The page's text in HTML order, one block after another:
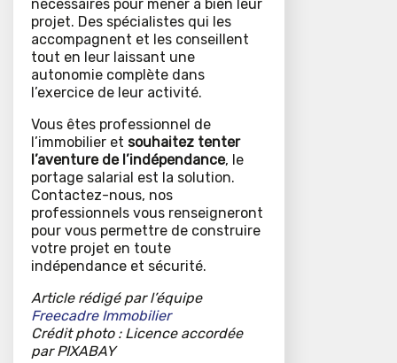
nécessaires pour mener à bien leur
projet. Des spécialistes qui les
accompagnent et les conseillent
tout en leur laissant une
autonomie complète dans
l’exercice de leur activité.
Vous êtes professionnel de
l’immobilier et souhaitez tenter
l’aventure de l’indépendance, le
portage salarial est la solution.
Contactez-nous, nos
professionnels vous renseigneront
pour vous permettre de construire
votre projet en toute
indépendance et sécurité.
Article rédigé par l’équipe
Freecadre Immobilier
Crédit photo : Licence accordée
par PIXABAY